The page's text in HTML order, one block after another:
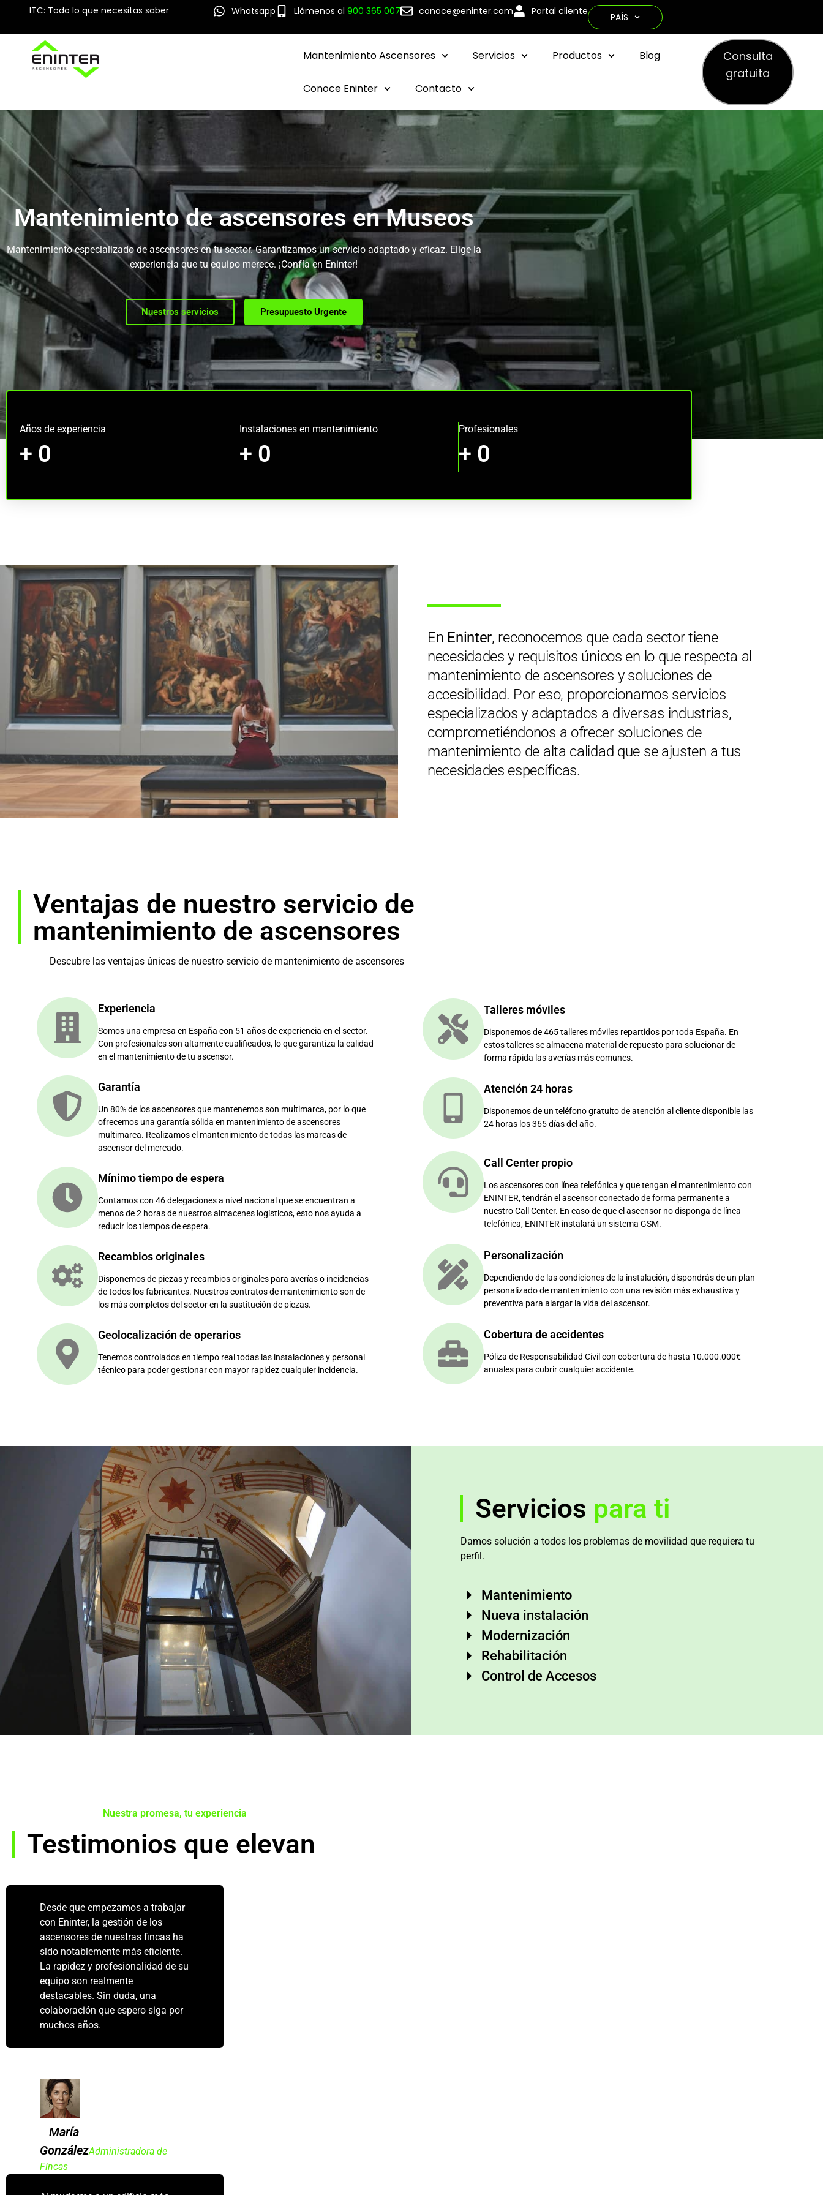
ITC: Todo lo que necesitas saber Whatsapp Llámenos al 900 365 007 conoce@eninter.com Portal cliente PAÍS
Mantenimiento Ascensores Servicios Productos Blog
Conoce Eninter Contacto
Consulta
gratuita
Mantenimiento de ascensores en Museos
Mantenimiento especializado de ascensores en tu sector. Garantizamos un servicio adaptado y eficaz. Elige la
experiencia que tu equipo merece. ¡Confía en Eninter!
Nuestros servicios Presupuesto Urgente
Años de experiencia
+ 0
Instalaciones en mantenimiento
+ 0
Profesionales
+ 0
En Eninter, reconocemos que cada sector tiene
necesidades y requisitos únicos en lo que respecta al
mantenimiento de ascensores y soluciones de
accesibilidad. Por eso, proporcionamos servicios
especializados y adaptados a diversas industrias,
comprometiéndonos a ofrecer soluciones de
mantenimiento de alta calidad que se ajusten a tus
necesidades específicas.
Ventajas de nuestro servicio de
mantenimiento de ascensores
Descubre las ventajas únicas de nuestro servicio de mantenimiento de ascensores
Experiencia
Somos una empresa en España con 51 años de experiencia en el sector.
Con profesionales son altamente cualificados, lo que garantiza la calidad
en el mantenimiento de tu ascensor.
Garantía
Un 80% de los ascensores que mantenemos son multimarca, por lo que
ofrecemos una garantía sólida en mantenimiento de ascensores
multimarca. Realizamos el mantenimiento de todas las marcas de
ascensor del mercado.
Mínimo tiempo de espera
Contamos con 46 delegaciones a nivel nacional que se encuentran a
menos de 2 horas de nuestros almacenes logísticos, esto nos ayuda a
reducir los tiempos de espera.
Recambios originales
Disponemos de piezas y recambios originales para averías o incidencias
de todos los fabricantes. Nuestros contratos de mantenimiento son de
los más completos del sector en la sustitución de piezas.
Geolocalización de operarios
Tenemos controlados en tiempo real todas las instalaciones y personal
técnico para poder gestionar con mayor rapidez cualquier incidencia.
Talleres móviles
Disponemos de 465 talleres móviles repartidos por toda España. En
estos talleres se almacena material de repuesto para solucionar de
forma rápida las averías más comunes.
Atención 24 horas
Disponemos de un teléfono gratuito de atención al cliente disponible las
24 horas los 365 días del año.
Call Center propio
Los ascensores con línea telefónica y que tengan el mantenimiento con
ENINTER, tendrán el ascensor conectado de forma permanente a
nuestro Call Center. En caso de que el ascensor no disponga de línea
telefónica, ENINTER instalará un sistema GSM.
Personalización
Dependiendo de las condiciones de la instalación, dispondrás de un plan
personalizado de mantenimiento con una revisión más exhaustiva y
preventiva para alargar la vida del ascensor.
Cobertura de accidentes
Póliza de Responsabilidad Civil con cobertura de hasta 10.000.000€
anuales para cubrir cualquier accidente.
Servicios para ti
Damos solución a todos los problemas de movilidad que requiera tu
perfil.
Mantenimiento
Nueva instalación
Modernización
Rehabilitación
Control de Accesos
Nuestra promesa, tu experiencia
Testimonios que elevan
Desde que empezamos a trabajar
con Eninter, la gestión de los
ascensores de nuestras fincas ha
sido notablemente más eficiente.
La rapidez y profesionalidad de su
equipo son realmente
destacables. Sin duda, una
colaboración que espero siga por
muchos años.
María
GonzálezAdministradora de
Fincas